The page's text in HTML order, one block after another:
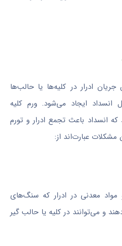
ادرار در کلیه‌ها یا حالب‌ها
انسداد ایجاد می‌شود. ورم کلیه
انسداد باعث تجمع ادرار و تورم
عبارت‌اند از:
معدنی در ادرار که سنگ‌های
و می‌توانند در کلیه یا حالب گیر